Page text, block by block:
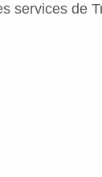
services de